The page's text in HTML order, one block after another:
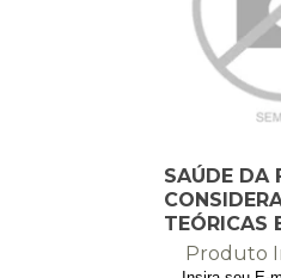
SAÚDE DA
TEÓRICAS
Produto